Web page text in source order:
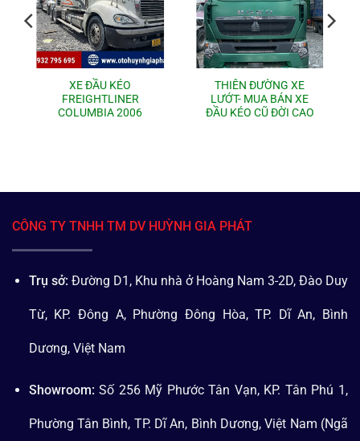
XE ĐẦU KÉO
FREIGHTLINER
COLUMBIA 2006
THIÊN ĐƯỜNG XE
LƯỚT- MUA BÁN XE
ĐẦU KÉO CŨ ĐỜI CAO
CÔNG TY TNHH TM DV HUỲNH GIA PHÁT
Trụ sở: Đường D1, Khu nhà ở Hoàng Nam 3-2D, Đào Duy
Từ, KP. Đông A, Phường Đông Hòa, TP. Dĩ An, Bình
Dương, Việt Nam
Showroom: Số 256 Mỹ Phước Tân Vạn, KP. Tân Phú 1,
Phường Tân Bình, TP. Dĩ An, Bình Dương, Việt Nam (Ngã